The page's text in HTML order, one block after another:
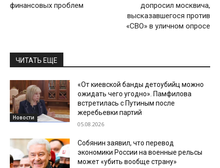
финансовых проблем
допросил москвича,
высказавшегося против
«СВО» в уличном опросе
ЧИТАТЬ ЕЩЕ
Новости
«От киевской банды детоубийц можно
ожидать чего угодно». Памфилова
встретилась с Путиным после
жеребьевки партий
05.08.2026
Собянин заявил, что перевод
экономики России на военные рельсы
может «убить вообще страну»